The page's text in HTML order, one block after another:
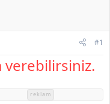
#1
verebilirsiniz.
reklam